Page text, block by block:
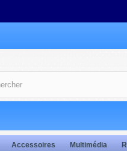
Accessoires Multimédia